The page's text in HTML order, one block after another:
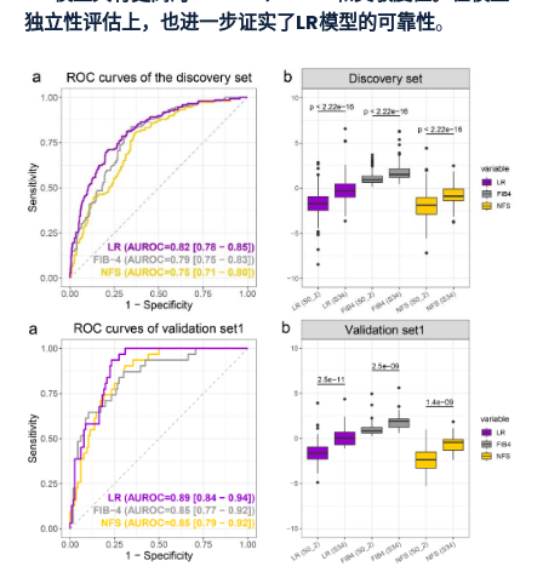
独立性评估上，也进一步证实了LR模型的可靠性。